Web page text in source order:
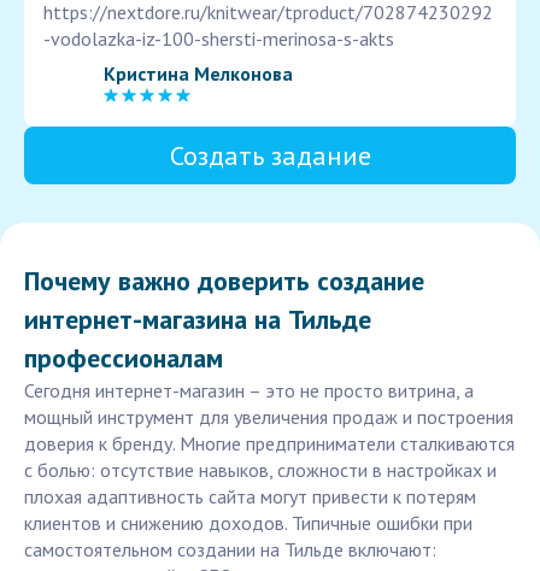
https://nextdore.ru/knitwear/tproduct/702874230292
-vodolazka-iz-100-shersti-merinosa-s-akts
Кристина Мелконова
Создать задание
Почему важно доверить создание
интернет-магазина на Тильде
профессионалам
Сегодня интернет-магазин – это не просто витрина, а
мощный инструмент для увеличения продаж и построения
доверия к бренду. Многие предприниматели сталкиваются
с болью: отсутствие навыков, сложности в настройках и
плохая адаптивность сайта могут привести к потерям
клиентов и снижению доходов. Типичные ошибки при
самостоятельном создании на Тильде включают: